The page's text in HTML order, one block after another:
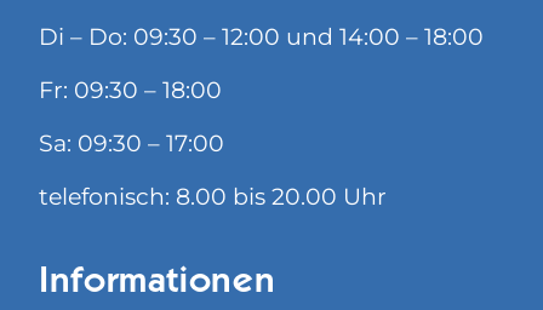
Di – Do: 09:30 – 12:00 und 14:00 – 18:00
Fr: 09:30 – 18:00
Sa: 09:30 – 17:00
telefonisch: 8.00 bis 20.00 Uhr
Informationen